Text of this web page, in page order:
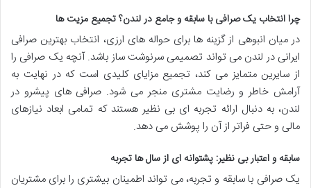
چرا انتخاب یک صرافی با سابقه و جامع در لندن؟ تجمیع مزیت ها
در میان انبوهی از گزینه ها برای حواله های ارزی، انتخاب بهترین صرافی
ایرانی در لندن می تواند تصمیمی سرنوشت ساز باشد. آنچه یک صرافی را
از سایرین متمایز می کند، تجمیع مزایای کلیدی است که در نهایت به
آرامش خاطر و رضایت مشتری منجر می شود. صرافی های پیشرو در
لندن، به دنبال ارائه تجربه ای بی نظیر هستند که تمامی ابعاد نیازهای
مالی و حتی فراتر از آن را پوشش می دهد.
سابقه و اعتبار بی نظیر: پشتوانه ای از سال ها تجربه
یک صرافی با سابقه و تجربه، می تواند اطمینان بیشتری را برای مشتریان